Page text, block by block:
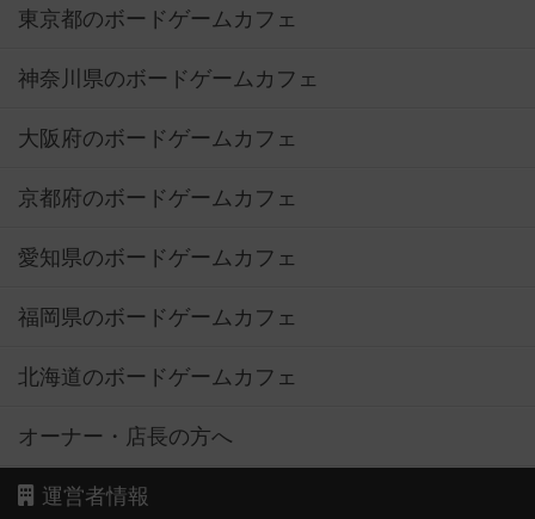
東京都のボードゲームカフェ
神奈川県のボードゲームカフェ
大阪府のボードゲームカフェ
京都府のボードゲームカフェ
愛知県のボードゲームカフェ
福岡県のボードゲームカフェ
北海道のボードゲームカフェ
オーナー・店長の方へ
運営者情報